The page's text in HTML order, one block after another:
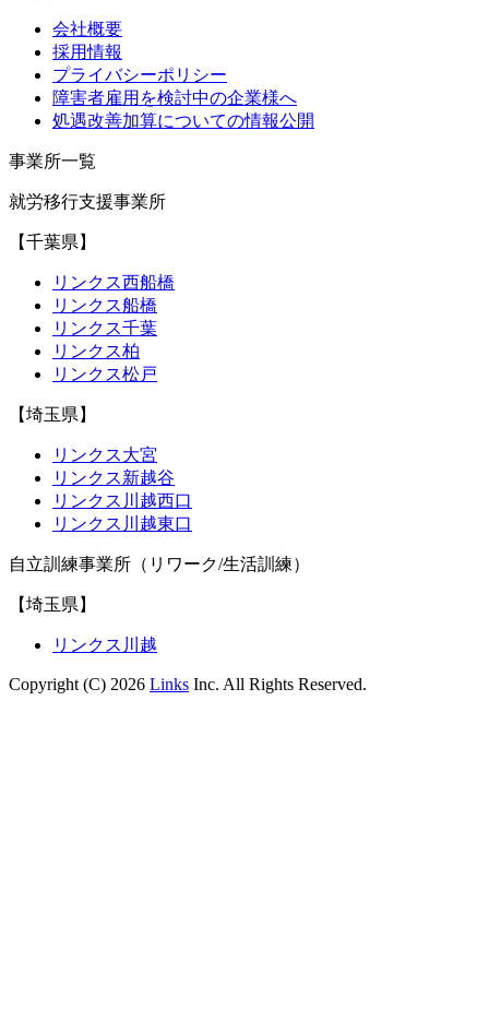
会社概要
採用情報
プライバシーポリシー
障害者雇用を検討中の企業様へ
処遇改善加算についての情報公開
事業所一覧
就労移行支援事業所
【千葉県】
リンクス西船橋
リンクス船橋
リンクス千葉
リンクス柏
リンクス松戸
【埼玉県】
リンクス大宮
リンクス新越谷
リンクス川越西口
リンクス川越東口
自立訓練事業所（リワーク/生活訓練）
【埼玉県】
リンクス川越
Copyright (C) 2026 Links Inc. All Rights Reserved.